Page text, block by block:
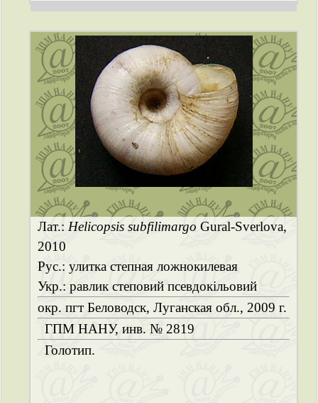
Лат.: Helicopsis subfilimargo Gural-Sverlova,
2010
Рус.: улитка степная ложнокилевая
Укр.: равлик степовий псевдокільовий
окр. пгт Беловодск, Луганская обл., 2009 г.
ГПМ НАНУ, инв. № 2819
Голотип.